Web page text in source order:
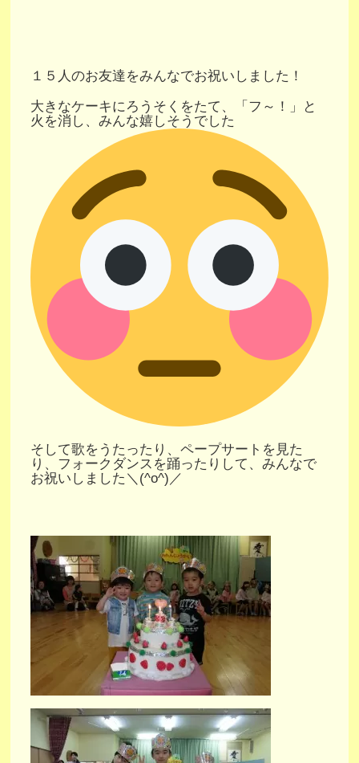
１５人のお友達をみんなでお祝いしました！
大きなケーキにろうそくをたて、「フ～！」と
火を消し、みんな嬉しそうでした
そして歌をうたったり、ペープサートを見た
り、フォークダンスを踊ったりして、みんなで
お祝いしました＼(^o^)／